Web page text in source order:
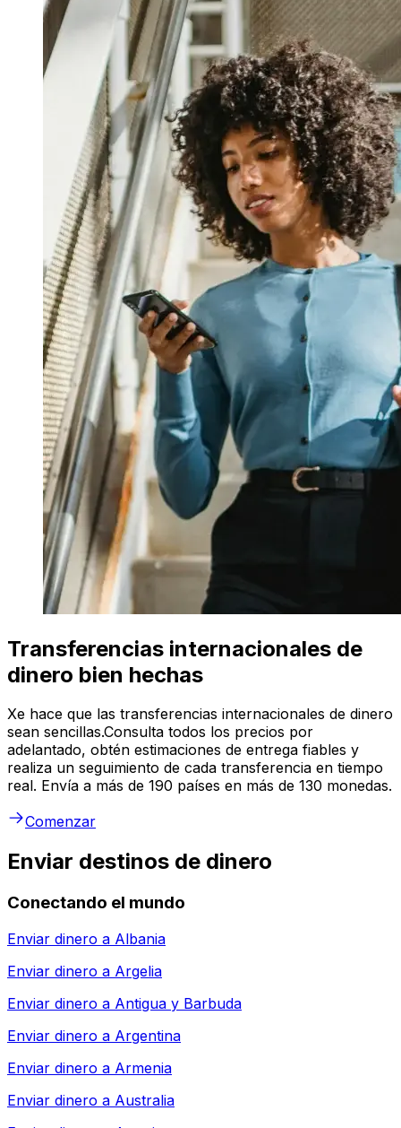
Transferencias internacionales de
dinero bien hechas
Xe hace que las transferencias internacionales de dinero
sean sencillas.Consulta todos los precios por
adelantado, obtén estimaciones de entrega fiables y
realiza un seguimiento de cada transferencia en tiempo
real. Envía a más de 190 países en más de 130 monedas.
Comenzar
Enviar destinos de dinero
Conectando el mundo
Enviar dinero a Albania
Enviar dinero a Argelia
Enviar dinero a Antigua y Barbuda
Enviar dinero a Argentina
Enviar dinero a Armenia
Enviar dinero a Australia